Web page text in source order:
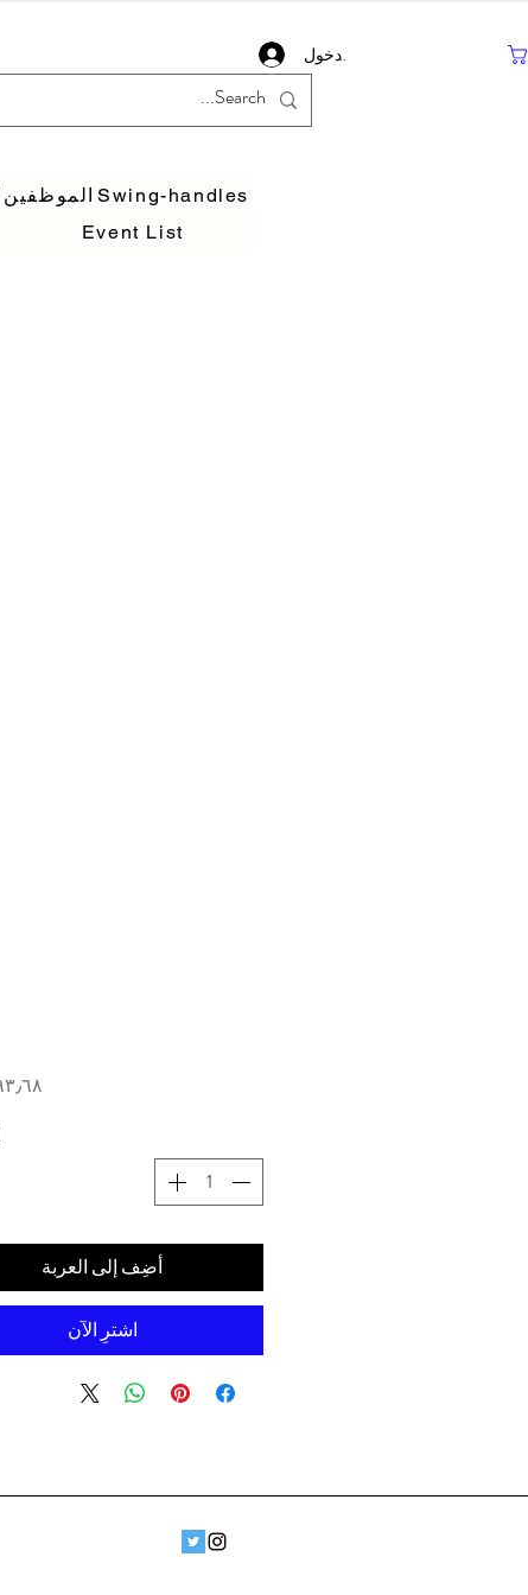
تسجيل دخول
الموظفين Swing-handles
Event List
أضِف إلى العربة
اشترِ الآن